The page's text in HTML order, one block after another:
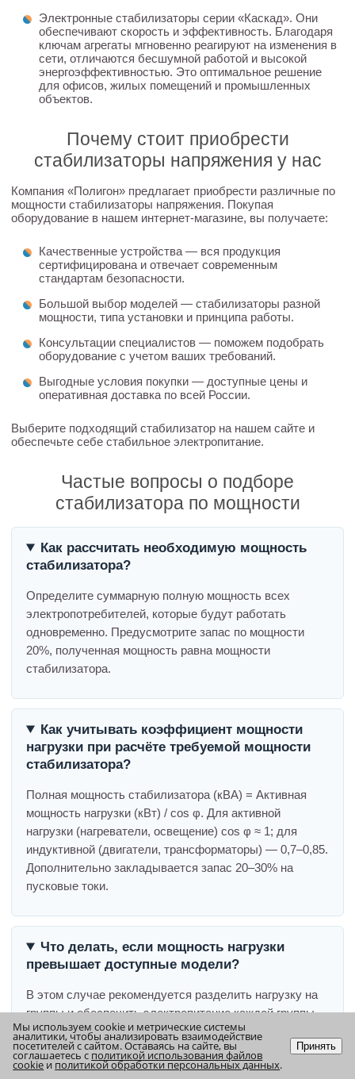
Электронные стабилизаторы серии «Каскад». Они
обеспечивают скорость и эффективность. Благодаря
ключам агрегаты мгновенно реагируют на изменения в
сети, отличаются бесшумной работой и высокой
энергоэффективностью. Это оптимальное решение
для офисов, жилых помещений и промышленных
объектов.
Почему стоит приобрести
стабилизаторы напряжения у нас
Компания «Полигон» предлагает приобрести различные по
мощности стабилизаторы напряжения. Покупая
оборудование в нашем интернет-магазине, вы получаете:
Качественные устройства — вся продукция
сертифицирована и отвечает современным
стандартам безопасности.
Большой выбор моделей — стабилизаторы разной
мощности, типа установки и принципа работы.
Консультации специалистов — поможем подобрать
оборудование с учетом ваших требований.
Выгодные условия покупки — доступные цены и
оперативная доставка по всей России.
Выберите подходящий стабилизатор на нашем сайте и
обеспечьте себе стабильное электропитание.
Частые вопросы о подборе
стабилизатора по мощности
Как рассчитать необходимую мощность
стабилизатора?
Определите суммарную полную мощность всех
электропотребителей, которые будут работать
одновременно. Предусмотрите запас по мощности
20%, полученная мощность равна мощности
стабилизатора.
Как учитывать коэффициент мощности
нагрузки при расчёте требуемой мощности
стабилизатора?
Полная мощность стабилизатора (кВА) = Активная
мощность нагрузки (кВт) / cos φ. Для активной
нагрузки (нагреватели, освещение) cos φ ≈ 1; для
индуктивной (двигатели, трансформаторы) — 0,7–0,85.
Дополнительно закладывается запас 20–30% на
пусковые токи.
Что делать, если мощность нагрузки
превышает доступные модели?
В этом случае рекомендуется разделить нагрузку на
группы и обеспечить электропитание каждой группы
отдельным стабилизатором.
Наверх
Мы используем cookie и метрические системы
аналитики, чтобы анализировать взаимодействие
посетителей с сайтом. Оставаясь на сайте, вы
соглашаетесь с политикой использования файлов
cookie и политикой обработки персональных данных.
Принять